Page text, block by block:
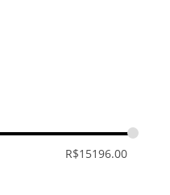
R$15196.00